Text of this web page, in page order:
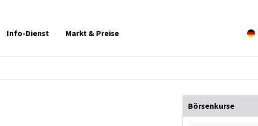
Info-Dienst Markt & Preise
Börsenkurse